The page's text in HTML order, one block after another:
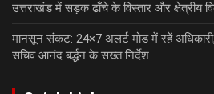
उत्तराखंड में सड़क ढाँचे के विस्तार और क्षेत्रीय
मानसून संकट: 24×7 अलर्ट मोड में रहें
सचिव आनंद बर्द्धन के सख्त निर्देश